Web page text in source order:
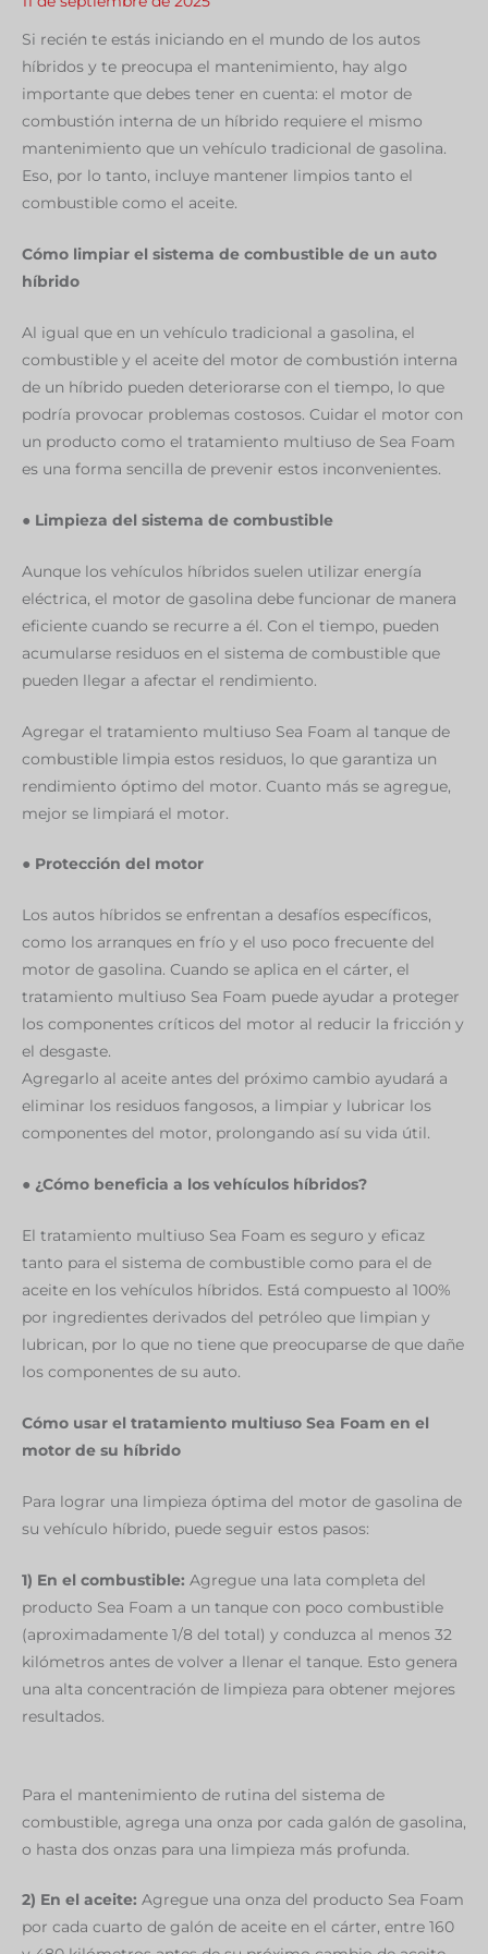
Si recién te estás iniciando en el mundo de los autos
híbridos y te preocupa el mantenimiento, hay algo
importante que debes tener en cuenta: el motor de
combustión interna de un híbrido requiere el mismo
mantenimiento que un vehículo tradicional de gasolina.
Eso, por lo tanto, incluye mantener limpios tanto el
combustible como el aceite.
Cómo limpiar el sistema de combustible de un auto
híbrido
Al igual que en un vehículo tradicional a gasolina, el
combustible y el aceite del motor de combustión interna
de un híbrido pueden deteriorarse con el tiempo, lo que
podría provocar problemas costosos. Cuidar el motor con
un producto como el tratamiento multiuso de Sea Foam
es una forma sencilla de prevenir estos inconvenientes.
● Limpieza del sistema de combustible
Aunque los vehículos híbridos suelen utilizar energía
eléctrica, el motor de gasolina debe funcionar de manera
eficiente cuando se recurre a él. Con el tiempo, pueden
acumularse residuos en el sistema de combustible que
pueden llegar a afectar el rendimiento.
Agregar el tratamiento multiuso Sea Foam al tanque de
combustible limpia estos residuos, lo que garantiza un
rendimiento óptimo del motor. Cuanto más se agregue,
mejor se limpiará el motor.
● Protección del motor
Los autos híbridos se enfrentan a desafíos específicos,
como los arranques en frío y el uso poco frecuente del
motor de gasolina. Cuando se aplica en el cárter, el
tratamiento multiuso Sea Foam puede ayudar a proteger
los componentes críticos del motor al reducir la fricción y
el desgaste.
Agregarlo al aceite antes del próximo cambio ayudará a
eliminar los residuos fangosos, a limpiar y lubricar los
componentes del motor, prolongando así su vida útil.
● ¿Cómo beneficia a los vehículos híbridos?
El tratamiento multiuso Sea Foam es seguro y eficaz
tanto para el sistema de combustible como para el de
aceite en los vehículos híbridos. Está compuesto al 100%
por ingredientes derivados del petróleo que limpian y
lubrican, por lo que no tiene que preocuparse de que dañe
los componentes de su auto.
Cómo usar el tratamiento multiuso Sea Foam en el
motor de su híbrido
Para lograr una limpieza óptima del motor de gasolina de
su vehículo híbrido, puede seguir estos pasos:
1) En el combustible: Agregue una lata completa del
producto Sea Foam a un tanque con poco combustible
(aproximadamente 1/8 del total) y conduzca al menos 32
kilómetros antes de volver a llenar el tanque. Esto genera
una alta concentración de limpieza para obtener mejores
resultados.
Para el mantenimiento de rutina del sistema de
combustible, agrega una onza por cada galón de gasolina,
o hasta dos onzas para una limpieza más profunda.
2) En el aceite: Agregue una onza del producto Sea Foam
por cada cuarto de galón de aceite en el cárter, entre 160